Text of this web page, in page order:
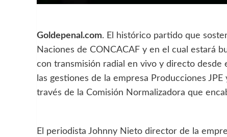
Goldepenal.com. El histórico partido que
Naciones de CONCACAF y en el cual estará
con transmisión radial en vivo y directo desde
las gestiones de la empresa Producciones
través de la Comisión Normalizadora que
El periodista Johnny Nieto director de la